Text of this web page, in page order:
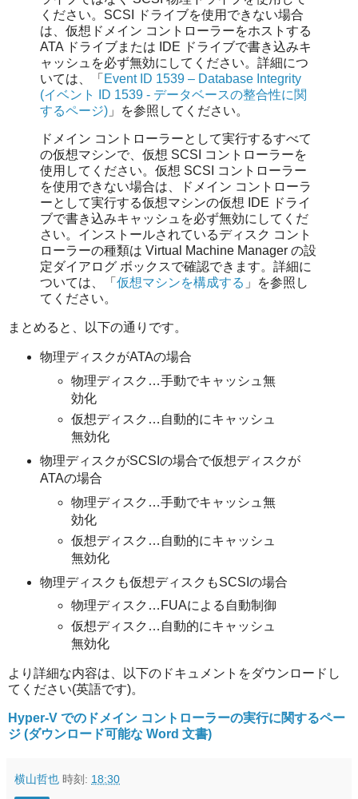
ください。SCSI ドライブを使用できない場合
は、仮想ドメイン コントローラーをホストする
ATA ドライブまたは IDE ドライブで書き込みキ
ャッシュを必ず無効にしてください。詳細につ
いては、「 Event ID 1539 – Database Integrity
(イベント ID 1539 - データベースの整合性に関
するページ) 」を参照してください。
ドメイン コントローラーとして実行するすべて
の仮想マシンで、仮想 SCSI コントローラーを
使用してください。仮想 SCSI コントローラー
を使用できない場合は、ドメイン コントローラ
ーとして実行する仮想マシンの仮想 IDE ドライ
ブで書き込みキャッシュを必ず無効にしてくだ
さい。インストールされているディスク コント
ローラーの種類は Virtual Machine Manager の設
定ダイアログ ボックスで確認できます。詳細に
ついては、「 仮想マシンを構成する 」を参照し
てください。
まとめると、以下の通りです。
物理ディスクがATAの場合
物理ディスク…手動でキャッシュ無
効化
仮想ディスク…自動的にキャッシュ
無効化
物理ディスクがSCSIの場合で仮想ディスクが
ATAの場合
物理ディスク…手動でキャッシュ無
効化
仮想ディスク…自動的にキャッシュ
無効化
物理ディスクも仮想ディスクもSCSIの場合
物理ディスク…FUAによる自動制御
仮想ディスク…自動的にキャッシュ
無効化
より詳細な内容は、以下のドキュメントをダウンロードし
てください(英語です)。
Hyper-V でのドメイン コントローラーの実行に関するペー
ジ (ダウンロード可能な Word 文書)
横山哲也 時刻: 18:30